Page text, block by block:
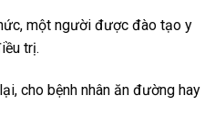
một người được đào tạo y
trị.
cho bệnh nhân ăn đường hay